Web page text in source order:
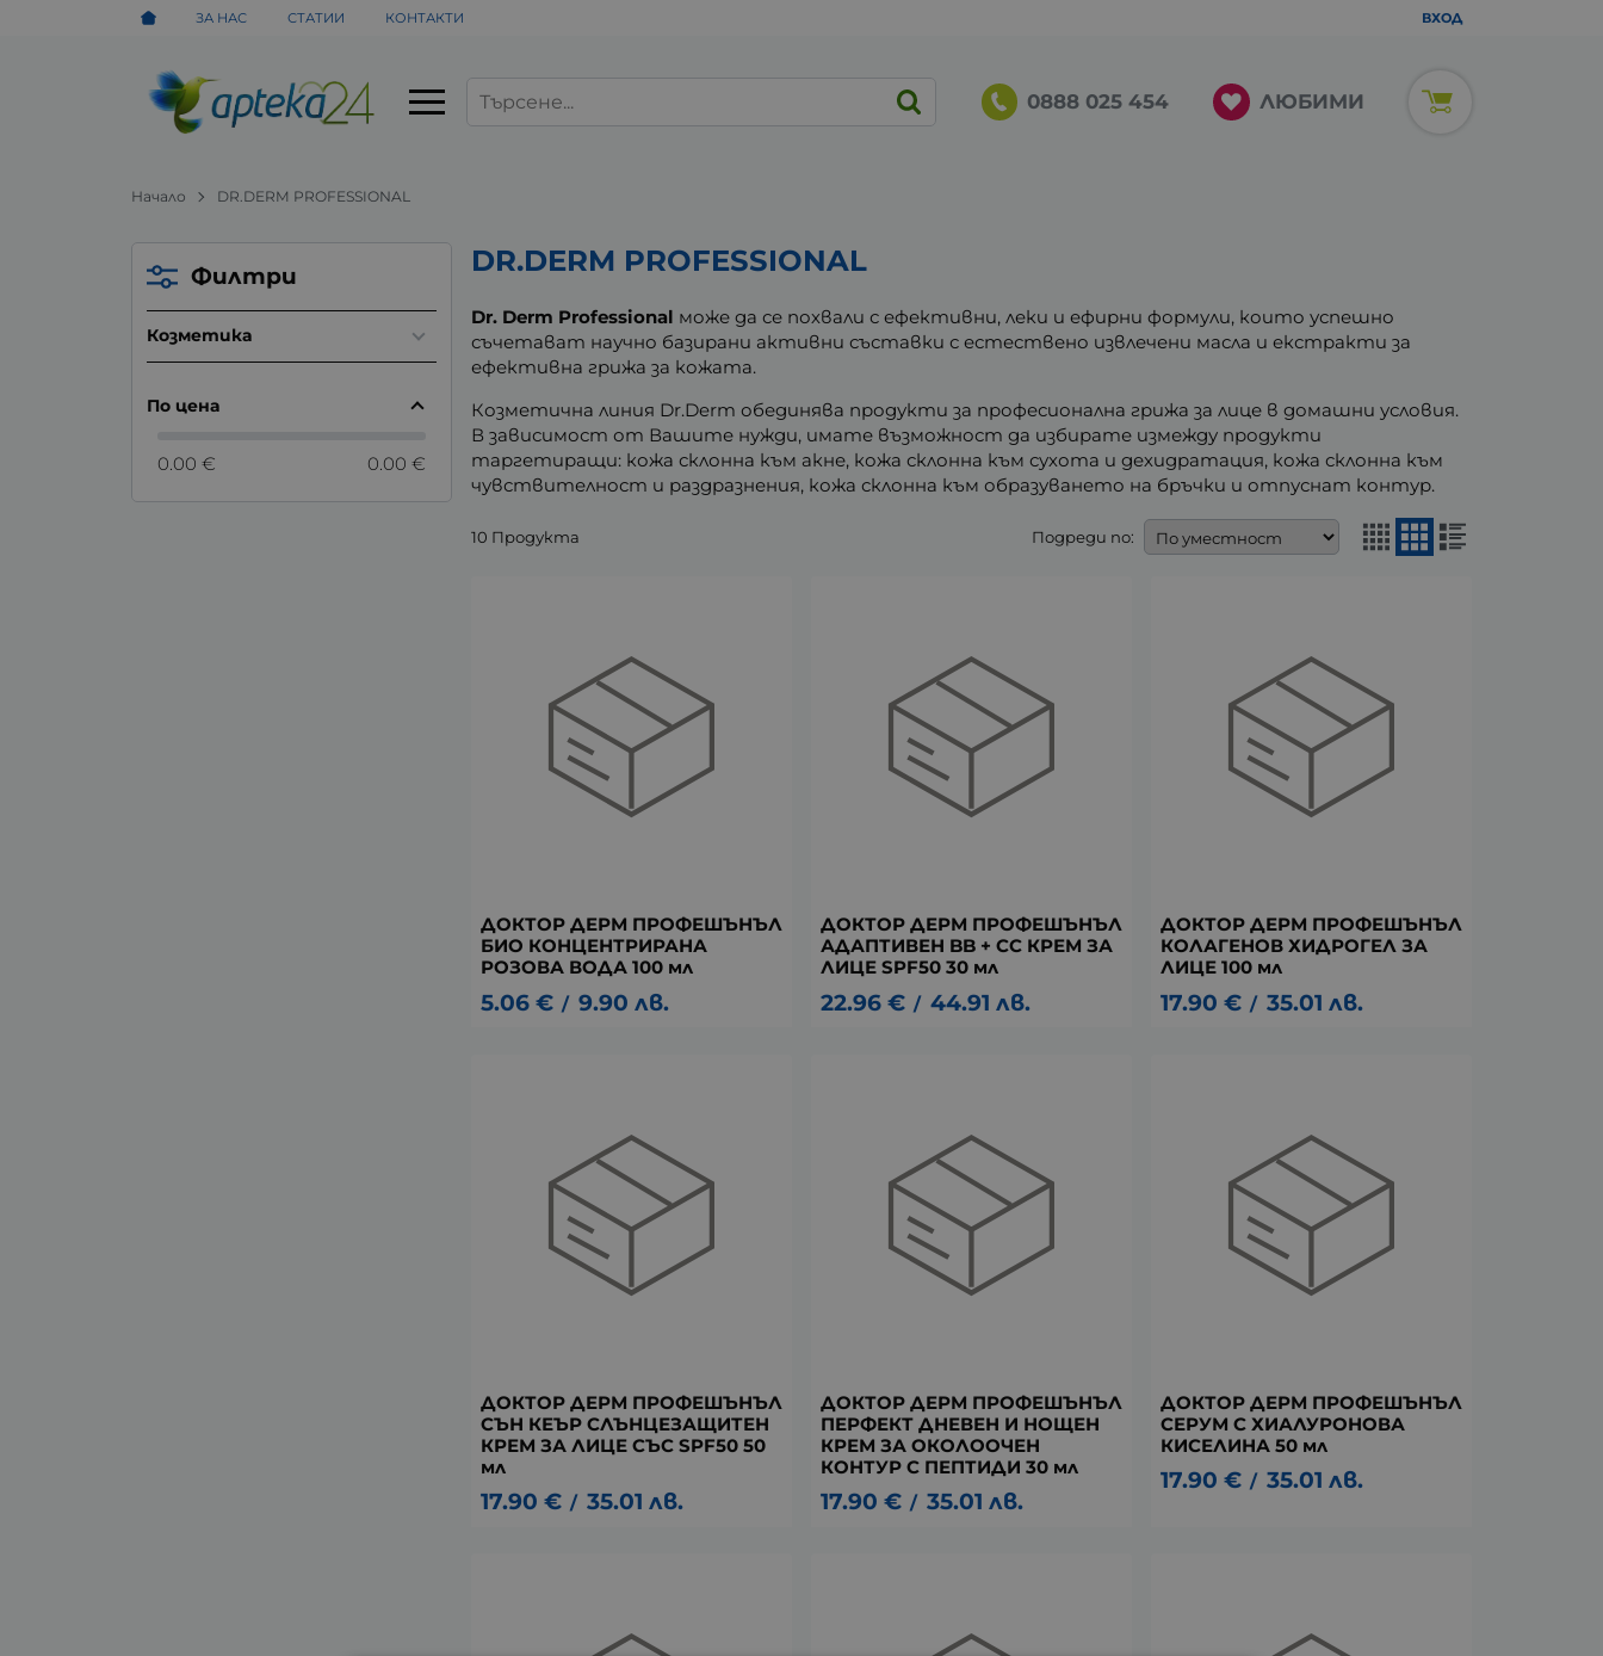
ЗА НАС СТАТИИ КОНТАКТИ ВХОД
0888 025 454 ЛЮБИМИ
Начало DR.DERM PROFESSIONAL
DR.DERM PROFESSIONAL
Dr. Derm Professional може да се похвали с ефективни, леки и ефирни формули, които успешно
съчетават научно базирани активни съставки с естествено извлечени масла и екстракти за
ефективна грижа за кожата.
Козметична линия Dr.Derm обединява продукти за професионална грижа за лице в домашни условия.
В зависимост от Вашите нужди, имате възможност да избирате измежду продукти
таргетиращи: кожа склонна към акне, кожа склонна към сухота и дехидратация, кожа склонна към
чувствителност и раздразнения, кожа склонна към образуването на бръчки и отпуснат контур.
10 Продукта Подреди по:
ДОКТОР ДЕРМ ПРОФЕШЪНЪЛ
БИО КОНЦЕНТРИРАНА
РОЗОВА ВОДА 100 мл
5.06 € / 9.90 лв.
ДОКТОР ДЕРМ ПРОФЕШЪНЪЛ
АДАПТИВЕН BB + CC КРЕМ ЗА
ЛИЦЕ SPF50 30 мл
22.96 € / 44.91 лв.
ДОКТОР ДЕРМ ПРОФЕШЪНЪЛ
КОЛАГЕНОВ ХИДРОГЕЛ ЗА
ЛИЦЕ 100 мл
17.90 € / 35.01 лв.
ДОКТОР ДЕРМ ПРОФЕШЪНЪЛ
СЪН КЕЪР СЛЪНЦЕЗАЩИТЕН
КРЕМ ЗА ЛИЦЕ СЪС SPF50 50
мл
17.90 € / 35.01 лв.
ДОКТОР ДЕРМ ПРОФЕШЪНЪЛ
ПЕРФЕКТ ДНЕВЕН И НОЩЕН
КРЕМ ЗА ОКОЛООЧЕН
КОНТУР С ПЕПТИДИ 30 мл
17.90 € / 35.01 лв.
ДОКТОР ДЕРМ ПРОФЕШЪНЪЛ
СЕРУМ С ХИАЛУРОНОВА
КИСЕЛИНА 50 мл
17.90 € / 35.01 лв.
Филтри
Козметика
По цена
0.00 € 0.00 €